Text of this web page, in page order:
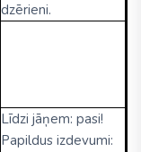
dzērieni.
Līdzi jāņem: pasi!
Papildus izdevumi: